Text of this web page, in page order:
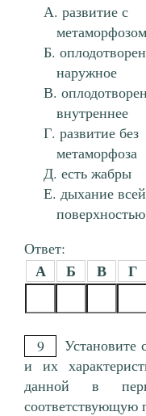
развитие с
метаморфозом
наружное
внутреннее
развитие без
метаморфоза
есть жабры
дыхание всей
Ответ:
А Б В Г
9
Установите
и их
данной в
соответствующую